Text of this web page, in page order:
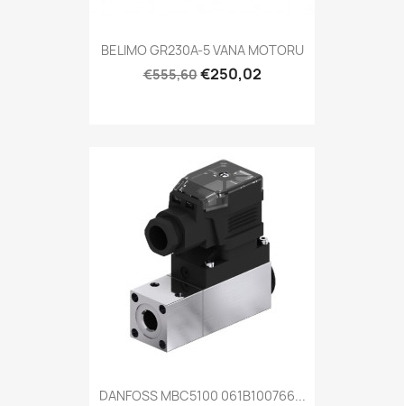
BELIMO GR230A-5 VANA MOTORU
€555,60€250,02
DANFOSS MBC5100 061B100766...